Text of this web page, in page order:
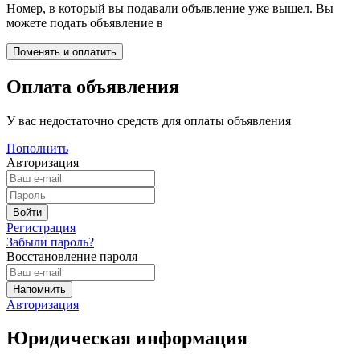
Номер, в который вы подавали объявление уже вышел. Вы
можете подать объявление в
Оплата объявления
У вас недостаточно средств для оплаты объявления
Пополнить
Авторизация
Регистрация
Забыли пароль?
Восстановление пароля
Авторизация
Юридическая информация